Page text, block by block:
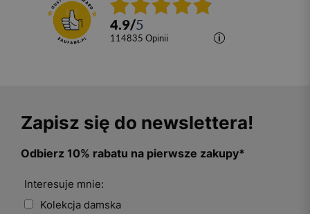
4.9/5
114835 opinii
Zapisz się do newslettera!
Odbierz 10% rabatu na pierwsze zakupy*
Interesuje mnie:
Kolekcja damska